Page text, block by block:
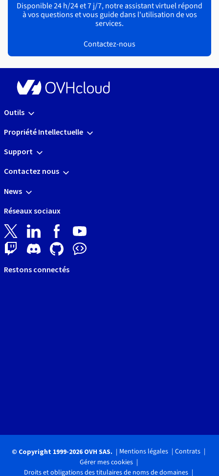
Disponible 24 h/24 et 7 j/7, notre assistant virtuel répond
à vos questions et vous guide dans l'utilisation de vos
services.
Contactez-nous
Outils
Propriété Intellectuelle
Support
Contactez nous
News
Réseaux sociaux
Restons connectés
© Copyright 1999-2026 OVH SAS. Mentions légales
Contrats
Gérer mes cookies
Droits et obligations des titulaires de noms de domaines